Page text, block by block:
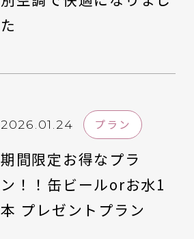
た
2026.01.24 プラン
期間限定お得なプラ
ン！！缶ビールorお水1
本 プレゼントプラン